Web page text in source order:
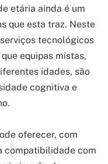
etária ainda é um
que esta traz. Neste
tecnológicos
equipas mistas,
idades, são
cognitiva e
oferecer, com
compatibilidade com